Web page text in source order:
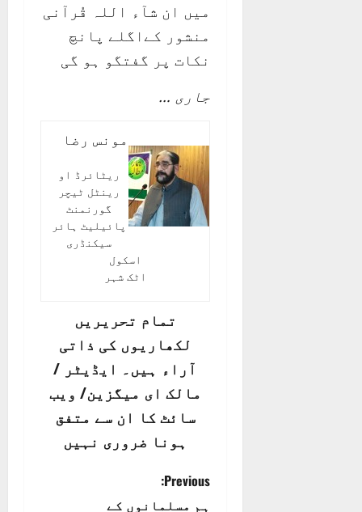
میں ان شآء اللہ قُرآنی
منشور کےاگلے پانچ
نکات پر گفتگو ہو گی
جاری …
مونس رضا
ریٹائرڈ او
رینٹل ٹیچر
گورنمنٹ
پائیلیٹ ہائر
سیکنڈری
اسکول
اٹک شہر
تمام تحریریں
لکھاریوں کی ذاتی
آراء ہیں۔ ایڈیٹر /
مالک ای میگزین/ ویب
سائٹ کا ان سے متفق
ہونا ضروری نہیں
P
Previous:
ہم مسلمانوں کے